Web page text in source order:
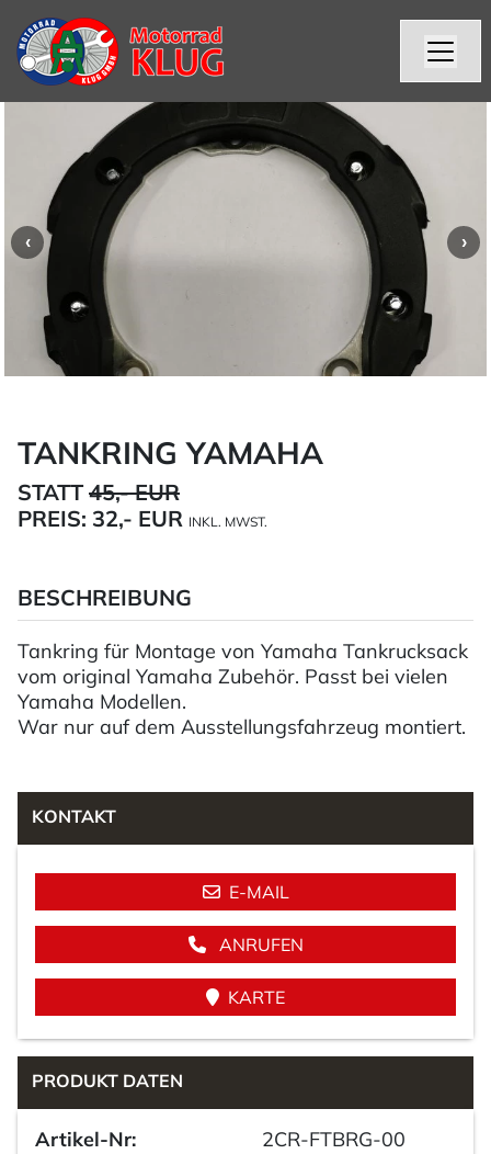
TANKRING YAMAHA
STATT45,- EUR
PREIS: 32,- EUR INKL. MWST.
BESCHREIBUNG
Tankring für Montage von Yamaha Tankrucksack
vom original Yamaha Zubehör. Passt bei vielen
Yamaha Modellen.
War nur auf dem Ausstellungsfahrzeug montiert.
KONTAKT
E-MAIL
ANRUFEN
KARTE
PRODUKT DATEN
Artikel-Nr:
2CR-FTBRG-00